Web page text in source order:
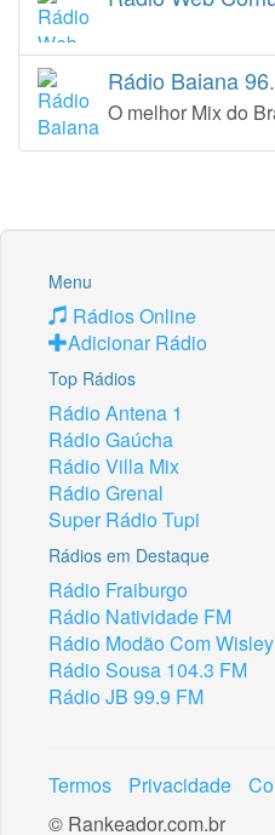
Rádio Baiana
O melhor Mix do
Menu
Rádios Online
Adicionar Rádio
Top Rádios
Rádio Antena 1
Rádio Gaúcha
Rádio Villa Mix
Rádio Grenal
Super Rádio Tupi
Rádios em Destaque
Rádio Fraiburgo
Rádio Natividade FM
Rádio Modão Com
Rádio Sousa 104.3 FM
Rádio JB 99.9 FM
Termos Privacidade
© Rankeador.com.br